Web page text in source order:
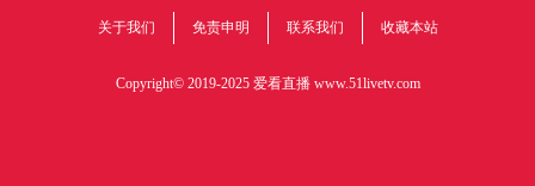
关于我们 免责申明 联系我们 收藏本站
Copyright© 2019-2025 爱看直播 www.51livetv.com